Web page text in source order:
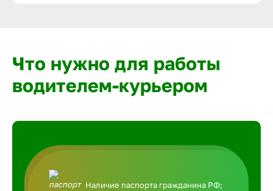
Что нужно для работы
водителем-курьером
Наличие паспорта гражданина РФ;